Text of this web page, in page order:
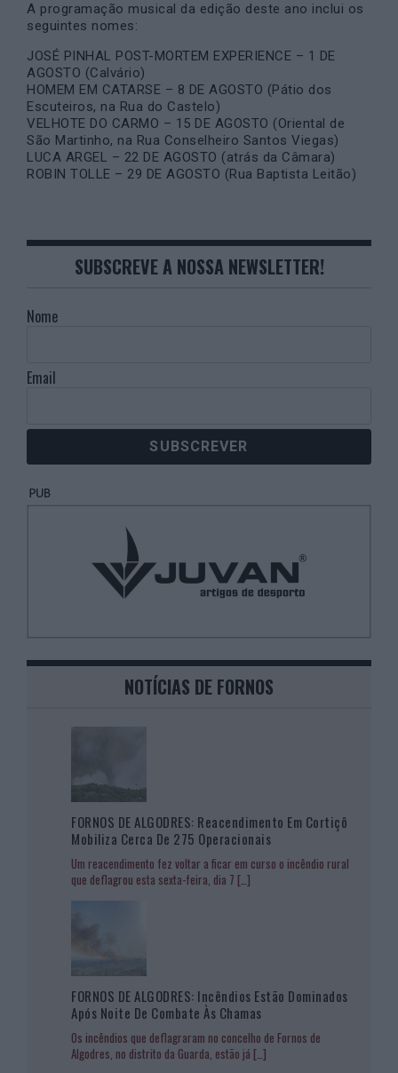
A programação musical da edição deste ano inclui os
seguintes nomes:
JOSÉ PINHAL POST-MORTEM EXPERIENCE – 1 DE
AGOSTO (Calvário)
HOMEM EM CATARSE – 8 DE AGOSTO (Pátio dos
Escuteiros, na Rua do Castelo)
VELHOTE DO CARMO – 15 DE AGOSTO (Oriental de
São Martinho, na Rua Conselheiro Santos Viegas)
LUCA ARGEL – 22 DE AGOSTO (atrás da Câmara)
ROBIN TOLLE – 29 DE AGOSTO (Rua Baptista Leitão)
SUBSCREVE A NOSSA NEWSLETTER!
Nome
Email
NOTÍCIAS DE FORNOS
FORNOS DE ALGODRES: Reacendimento Em Cortiçô
Mobiliza Cerca De 275 Operacionais
Um reacendimento fez voltar a ficar em curso o incêndio rural
que deflagrou esta sexta-feira, dia 7 […]
FORNOS DE ALGODRES: Incêndios Estão Dominados
Após Noite De Combate Às Chamas
Os incêndios que deflagraram no concelho de Fornos de
Algodres, no distrito da Guarda, estão já […]